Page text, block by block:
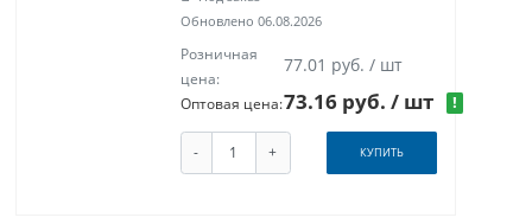
Обновлено 06.08.2026
Розничная
цена:
77.01 руб. / шт
Оптовая цена:73.16 руб./ шт !
- + КУПИТЬ